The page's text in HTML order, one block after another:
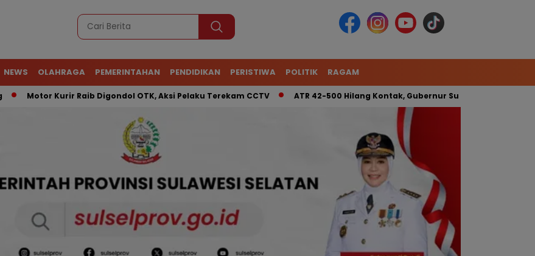
NEWS OLAHRAGA PEMERINTAHAN PENDIDIKAN PERISTIWA POLITIK RAGAM
Motor Kurir Raib Digondol OTK, Aksi Pelaku Terekam CCTV ATR 42-500 Hilang Kontak, Gubernur Sulsel: Kita Kerahkan